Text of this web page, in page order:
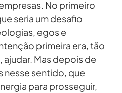
No primeiro
seria um desafio
egos e
primeira era, tão
Mas depois de
sentido, que
para prosseguir,